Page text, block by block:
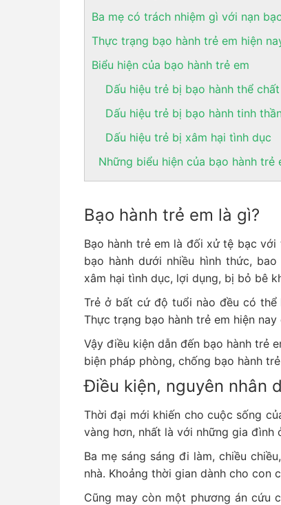
Ba mẹ có trách nhiệm gì với nạn
Thực trạng bạo hành trẻ em hiện
Biểu hiện của bạo hành trẻ em
Dấu hiệu trẻ bị bạo hành thể chất
Dấu hiệu trẻ bị bạo hành tinh
Dấu hiệu trẻ bị xâm hại tình dục
Những biểu hiện của bạo hành trẻ
Bạo hành trẻ em là gì?
Bạo hành trẻ em là đối xử tệ bạc
bạo hành dưới nhiều hình thức,
xâm hại tình dục, lợi dụng, bị bỏ bê
Trẻ ở bất cứ độ tuổi nào đều có thể
Thực trạng bạo hành trẻ em hiện
Vậy điều kiện dẫn đến bạo hành trẻ
biện pháp phòng, chống bạo hành
Điều kiện, nguyên nhân
Thời đại mới khiến cho cuộc sống
vàng hơn, nhất là với những gia đình
Ba mẹ sáng sáng đi làm, chiều
nhà. Khoảng thời gian dành cho con
Cũng may còn một phương án cứu